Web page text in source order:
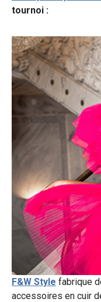
tournoi :
F&W Style fabrique
accessoires en cuir